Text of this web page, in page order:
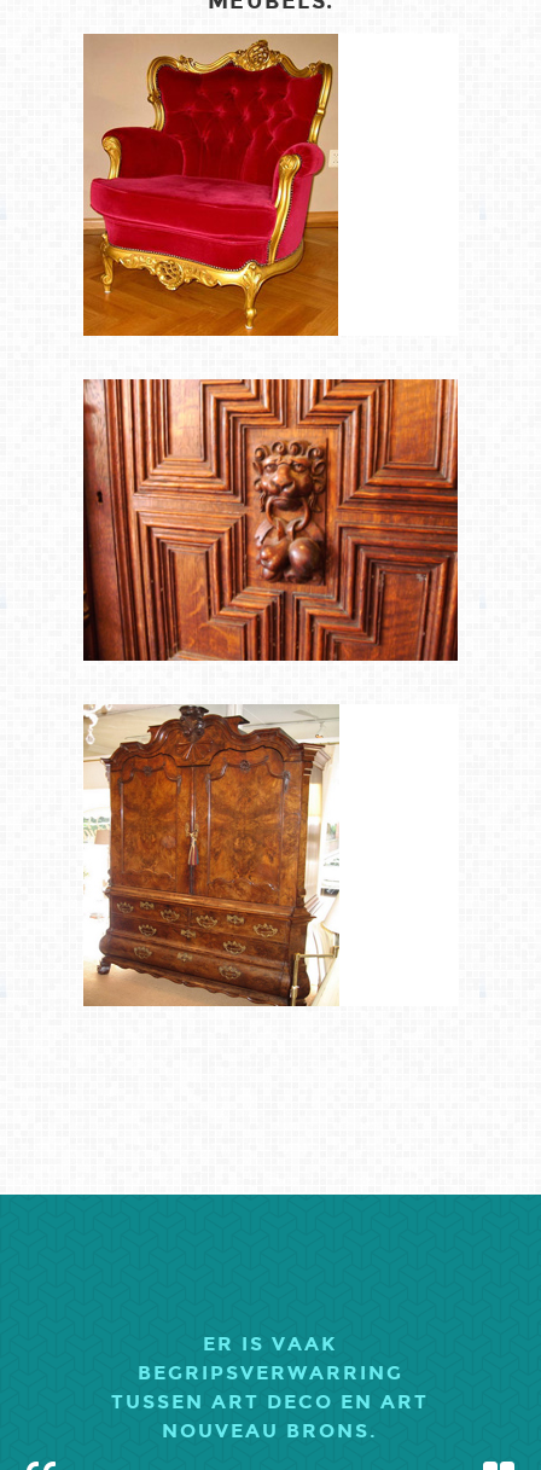
ER IS VAAK
BEGRIPSVERWARRING
TUSSEN ART DECO EN ART
NOUVEAU BRONS.